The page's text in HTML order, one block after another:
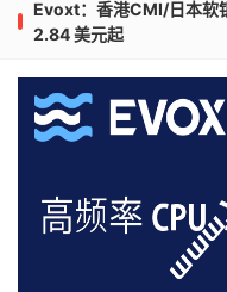
Evoxt：香港CMI/日本软
2.84 美元起